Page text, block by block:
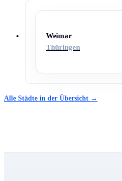
Weimar
Thüringen
Alle Städte in der Übersicht →